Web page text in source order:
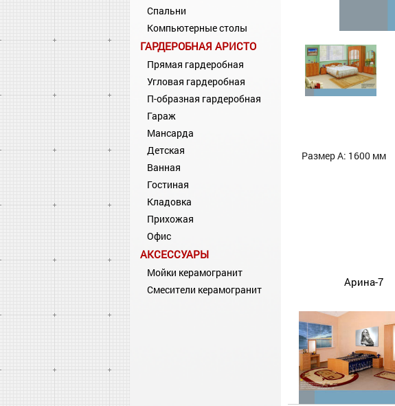
Спальни
Компьютерные столы
ГАРДЕРОБНАЯ АРИСТО
Прямая гардеробная
Угловая гардеробная
П-образная гардеробная
Гараж
Мансарда
Детская
Ванная
Гостиная
Кладовка
Прихожая
Офис
АКСЕССУАРЫ
Мойки керамогранит
Смесители керамогранит
Размер А: 1600 мм
Арина-7